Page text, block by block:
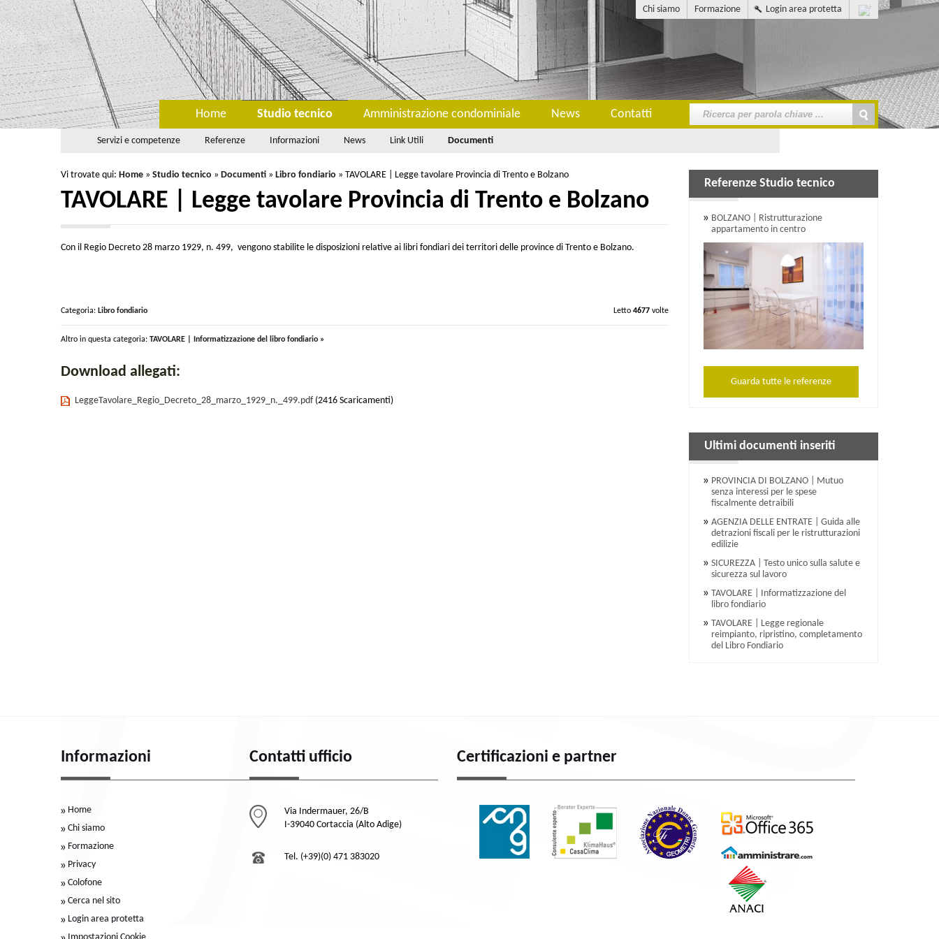
Chi siamo Formazione Login area protetta
Home Studio tecnico Amministrazione condominiale News Contatti
Servizi e competenze Referenze Informazioni News Link Utili Documenti
Vi trovate qui: Home » Studio tecnico » Documenti » Libro fondiario » TAVOLARE | Legge tavolare Provincia di Trento e Bolzano
TAVOLARE | Legge tavolare Provincia di Trento e Bolzano
Con il Regio Decreto 28 marzo 1929, n. 499, vengono stabilite le disposizioni relative ai libri fondiari dei territori delle province di Trento e Bolzano.
Categoria: Libro fondiario Letto 4677 volte
Altro in questa categoria: TAVOLARE | Informatizzazione del libro fondiario »
Download allegati:
LeggeTavolare_Regio_Decreto_28_marzo_1929_n._499.pdf (2416 Scaricamenti)
Referenze Studio tecnico
BOLZANO | Ristrutturazione
appartamento in centro
Guarda tutte le referenze
Ultimi documenti inseriti
PROVINCIA DI BOLZANO | Mutuo
senza interessi per le spese
fiscalmente detraibili
AGENZIA DELLE ENTRATE | Guida alle
detrazioni fiscali per le ristrutturazioni
edilizie
SICUREZZA | Testo unico sulla salute e
sicurezza sul lavoro
TAVOLARE | Informatizzazione del
libro fondiario
TAVOLARE | Legge regionale
reimpianto, ripristino, completamento
del Libro Fondiario
Informazioni
Home
Chi siamo
Formazione
Privacy
Colofone
Cerca nel sito
Login area protetta
Contatti ufficio
Via Indermauer, 26/B
I-39040 Cortaccia (Alto Adige)
Tel. (+39)(0) 471 383020
Certificazioni e partner